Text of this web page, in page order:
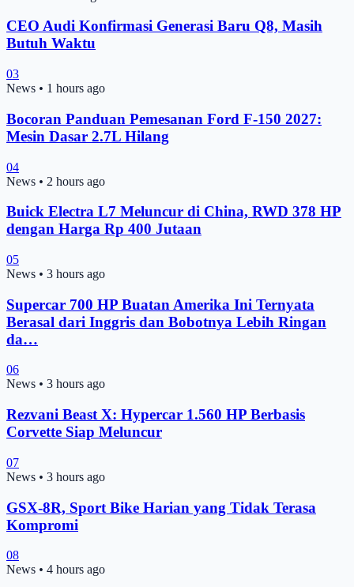
CEO Audi Konfirmasi Generasi Baru Q8, Masih
Butuh Waktu
03
News • 1 hours ago
Bocoran Panduan Pemesanan Ford F-150 2027:
Mesin Dasar 2.7L Hilang
04
News • 2 hours ago
Buick Electra L7 Meluncur di China, RWD 378 HP
dengan Harga Rp 400 Jutaan
05
News • 3 hours ago
Supercar 700 HP Buatan Amerika Ini Ternyata
Berasal dari Inggris dan Bobotnya Lebih Ringan
da…
06
News • 3 hours ago
Rezvani Beast X: Hypercar 1.560 HP Berbasis
Corvette Siap Meluncur
07
News • 3 hours ago
GSX-8R, Sport Bike Harian yang Tidak Terasa
Kompromi
08
News • 4 hours ago